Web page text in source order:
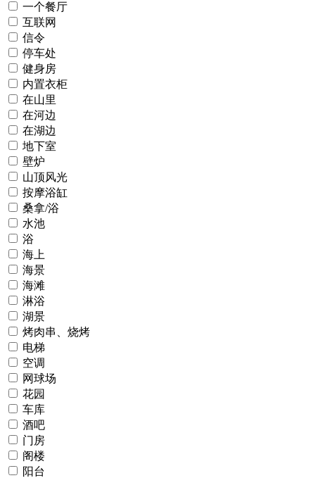
一个餐厅
互联网
信令
停车处
健身房
内置衣柜
在山里
在河边
在湖边
地下室
壁炉
山顶风光
按摩浴缸
桑拿/浴
水池
浴
海上
海景
海滩
淋浴
湖景
烤肉串、烧烤
电梯
空调
网球场
花园
车库
酒吧
门房
阁楼
阳台